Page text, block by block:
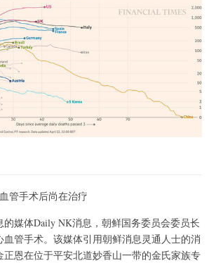
管手术后尚在治疗
媒体Daily NK消息，朝鲜国务委员会委员长
管手术。该媒体引用朝鲜消息灵通人士的消
正恩在位于平安北道妙香山一带的金氏家族专